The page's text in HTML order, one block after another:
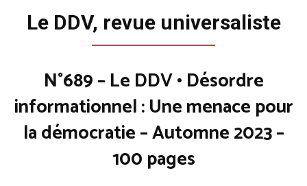
Le DDV, revue universaliste
N°689 – Le DDV • Désordre
informationnel : Une menace pour
la démocratie – Automne 2023 –
100 pages